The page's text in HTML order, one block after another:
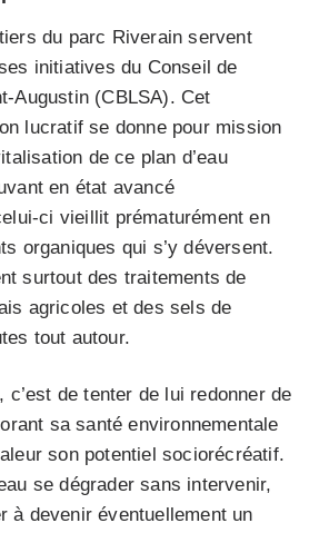
du parc Riverain servent
initiatives du Conseil de
Augustin (CBLSA). Cet
lucratif se donne pour mission
de ce plan d’eau
en état avancé
ci vieillit prématurément en
organiques qui s’y déversent.
surtout des traitements de
agricoles et des sels de
tout autour.
de tenter de lui redonner de
sa santé environnementale
son potentiel sociorécréatif.
se dégrader sans intervenir,
à devenir éventuellement un